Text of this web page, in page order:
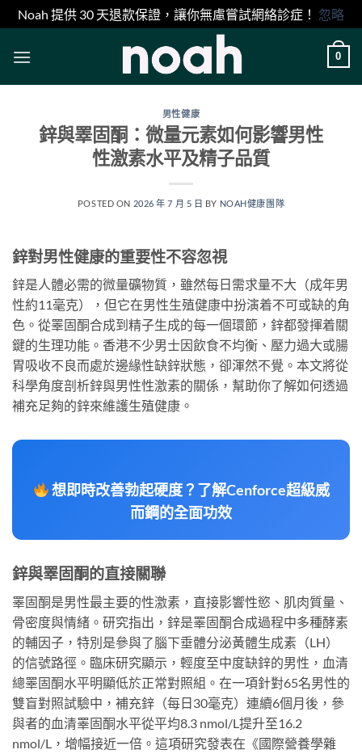
Noah 提供 30 天退款保證，讓你無慮嘗試網絡診症！ 忽略
0
男性健康
鋅與睪固酮：微量元素如何影響男性
性激素水平及精子品質
POSTED ON 2026 年 7 月 5 日 BY NOAH健康團隊
鋅對男性健康的重要性不容忽視
鋅是人體必需的微量礦物質，雖然每日需求量不大（成年男
性約11毫克），但它在男性生殖健康中扮演着不可或缺的角
色。從睪固酮合成到精子生成的每一個環節，鋅都發揮着關
鍵的生理功能。香港不少男士因飲食不均衡、壓力過大或腸
胃吸收不良而處於邊緣性缺鋅狀態，卻渾然不覺。本文將從
科學角度剖析鋅與男性性激素的關係，幫助你了解如何透過
補充足夠的鋅來維護生殖健康。
想即時改善勃起硬度？了解Cenforce超級威
而鋼的全面功效
鋅與睪固酮的直接關聯
睪固酮是男性最主要的性激素，直接影響性慾、肌肉質量、
骨密度與情緒。研究指出，鋅是睪固酮合成過程中多種酵素
的輔因子，特別是參與了腦下垂體分泌黃體生成素（LH）
的信號路徑。臨床研究顯示，輕度至中度缺鋅的男性，血清
總睪固酮水平明顯低於正常對照組。在一項針對65名男性的
雙盲對照試驗中，補充鋅（每日30毫克）連續6個月後，參
與者的血清睪固酮水平從平均8.3 nmol/L提升至16.2
nmol/L，增幅接近一倍。這項研究發表在《國際營養學雜